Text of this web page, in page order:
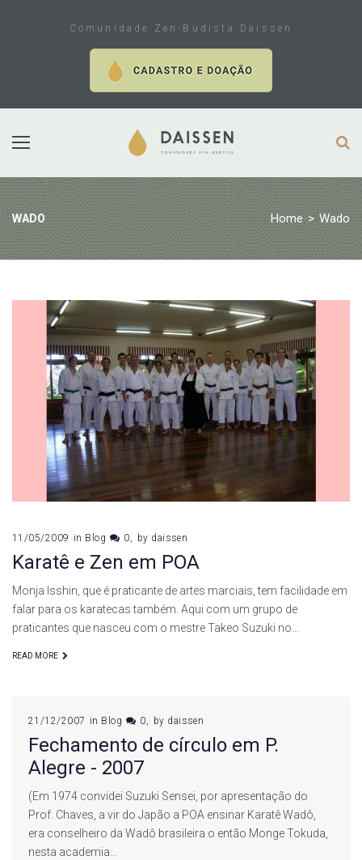
Comunidade Zen-Budista Daissen
WADO Home > Wado
Tag:
Wado
11/05/2009 in Blog 0 by daissen
Karatê e Zen em POA
Monja Isshin, que é praticante de artes marciais, tem facilidade em
falar para os karatecas também. Aqui com um grupo de
praticantes que nasceu com o mestre Takeo Suzuki no…
READ MORE
21/12/2007 in Blog 0 by daissen
Fechamento de círculo em P.
Alegre - 2007
(Em 1974 convidei Suzuki Sensei, por apresentação do
Prof. Chaves, a vir do Japão a POA ensinar Karatê Wadô,
era conselheiro da Wadô brasileira o então Monge Tokuda,
nesta academia…